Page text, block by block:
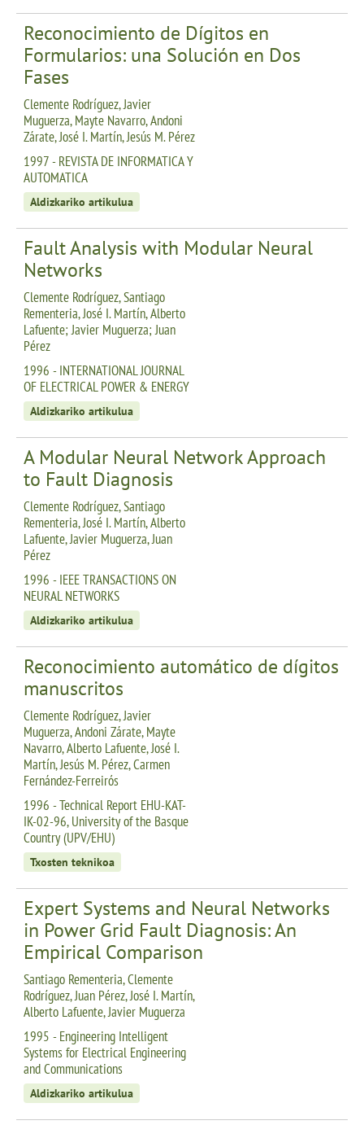
Reconocimiento de Dígitos en
Formularios: una Solución en Dos
Fases
Clemente Rodríguez, Javier
Muguerza, Mayte Navarro, Andoni
Zárate, José I. Martín, Jesús M. Pérez
1997 - REVISTA DE INFORMATICA Y
AUTOMATICA
Aldizkariko artikulua
Fault Analysis with Modular Neural
Networks
Clemente Rodríguez, Santiago
Rementeria, José I. Martín, Alberto
Lafuente; Javier Muguerza; Juan
Pérez
1996 - INTERNATIONAL JOURNAL
OF ELECTRICAL POWER & ENERGY
Aldizkariko artikulua
A Modular Neural Network Approach
to Fault Diagnosis
Clemente Rodríguez, Santiago
Rementeria, José I. Martín, Alberto
Lafuente, Javier Muguerza, Juan
Pérez
1996 - IEEE TRANSACTIONS ON
NEURAL NETWORKS
Aldizkariko artikulua
Reconocimiento automático de dígitos
manuscritos
Clemente Rodríguez, Javier
Muguerza, Andoni Zárate, Mayte
Navarro, Alberto Lafuente, José I.
Martín, Jesús M. Pérez, Carmen
Fernández-Ferreirós
1996 - Technical Report EHU-KAT-
IK-02-96, University of the Basque
Country (UPV/EHU)
Txosten teknikoa
Expert Systems and Neural Networks
in Power Grid Fault Diagnosis: An
Empirical Comparison
Santiago Rementeria, Clemente
Rodríguez, Juan Pérez, José I. Martín,
Alberto Lafuente, Javier Muguerza
1995 - Engineering Intelligent
Systems for Electrical Engineering
and Communications
Aldizkariko artikulua